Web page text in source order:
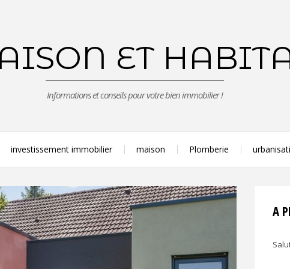
ET
Informations et conseils pour votre bien immobilier !
investissement immobilier maison Plomberie
A